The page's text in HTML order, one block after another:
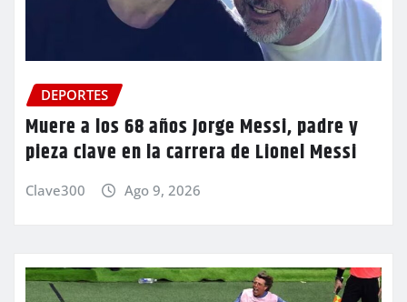
DEPORTES
Muere a los 68 años Jorge Messi, padre y
pieza clave en la carrera de Lionel Messi
Clave300 Ago 9, 2026